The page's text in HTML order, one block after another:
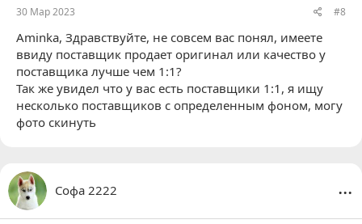
30 Мар 2023 #8
Aminka, Здравствуйте, не совсем вас понял, имеете
ввиду поставщик продает оригинал или качество у
поставщика лучше чем 1:1?
Так же увидел что у вас есть поставщики 1:1, я ищу
несколько поставщиков с определенным фоном, могу
фото скинуть
Софа 2222 ...